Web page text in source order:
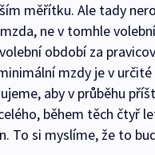
měřítku. Ale tady
ne v tomhle
období za
mzdy je v
aby v průběhu
během těch čtyř
To si myslíme, že to